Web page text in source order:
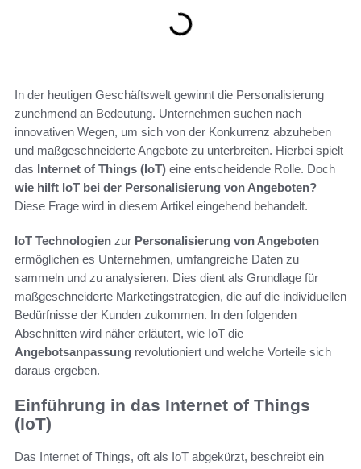
In der heutigen Geschäftswelt gewinnt die Personalisierung
zunehmend an Bedeutung. Unternehmen suchen nach
innovativen Wegen, um sich von der Konkurrenz abzuheben
und maßgeschneiderte Angebote zu unterbreiten. Hierbei spielt
das Internet of Things (IoT) eine entscheidende Rolle. Doch
wie hilft IoT bei der Personalisierung von Angeboten?
Diese Frage wird in diesem Artikel eingehend behandelt.
IoT Technologien zur Personalisierung von Angeboten
ermöglichen es Unternehmen, umfangreiche Daten zu
sammeln und zu analysieren. Dies dient als Grundlage für
maßgeschneiderte Marketingstrategien, die auf die individuellen
Bedürfnisse der Kunden zukommen. In den folgenden
Abschnitten wird näher erläutert, wie IoT die
Angebotsanpassung revolutioniert und welche Vorteile sich
daraus ergeben.
Einführung in das Internet of Things
(IoT)
Das Internet of Things, oft als IoT abgekürzt, beschreibt ein